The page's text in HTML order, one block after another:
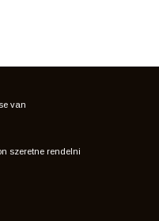
van
szeretne rendelni